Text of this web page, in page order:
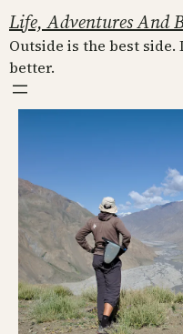
Skip
to
content
Life, Adventures And
Outside is the best
better.